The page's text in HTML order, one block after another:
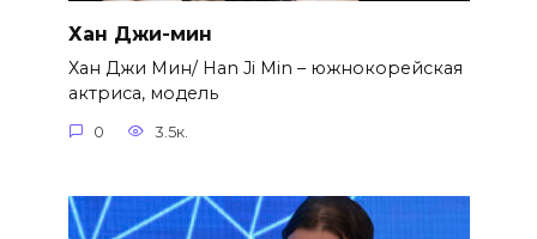
Хан Джи-мин
Хан Джи Мин/ Han Ji Min – южнокорейская
актриса, модель
0 3.5к.